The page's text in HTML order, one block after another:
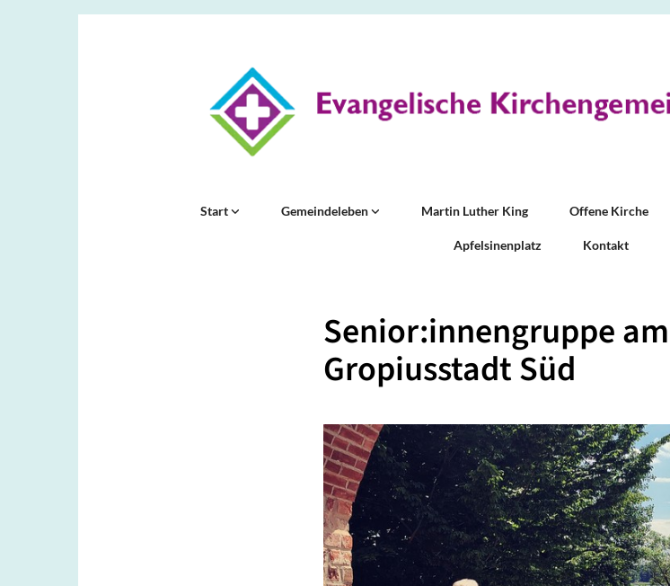
Start Gemeindeleben Martin Luther King Offene Kirche
Apfelsinenplatz Kontakt
Senior:innengruppe
Gropiusstadt Süd